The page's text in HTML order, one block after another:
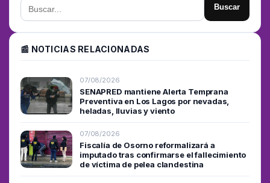
Buscar
📰 NOTICIAS RELACIONADAS
07/08/2026
SENAPRED mantiene Alerta Temprana
Preventiva en Los Lagos por nevadas,
heladas, lluvias y viento
07/08/2026
Fiscalía de Osorno reformalizará a
imputado tras confirmarse el fallecimiento
de víctima de pelea clandestina